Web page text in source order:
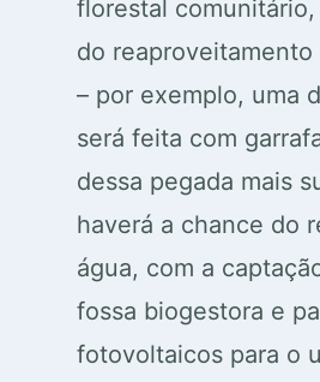
florestal
do
– por exemplo, uma
será feita com
dessa pegada mais
haverá a chance do
água, com a
fossa biogestora e
fotovoltaicos para o